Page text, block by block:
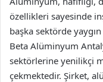
özellikleri sayesinde
başka sektörde
Beta Alüminyum
sektörlerine yenilikçi
çekmektedir. Şirket,